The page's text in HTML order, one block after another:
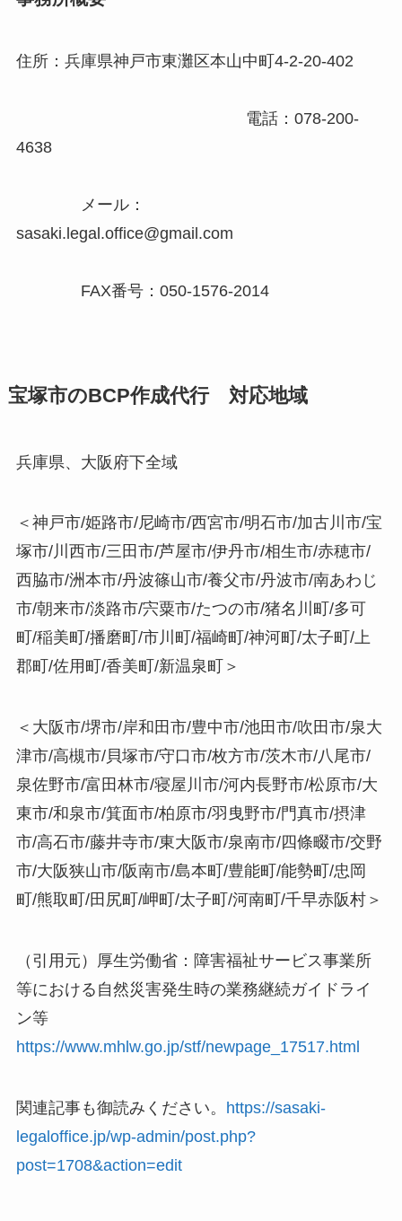
住所：兵庫県神戸市東灘区本山中町4-2-20-402
電話：078-200-
4638
メール：
sasaki.legal.office@gmail.com
FAX番号：050-1576-2014
宝塚市のBCP作成代行 対応地域
兵庫県、大阪府下全域
＜神戸市/姫路市/尼崎市/西宮市/明石市/加古川市/宝
塚市/川西市/三田市/芦屋市/伊丹市/相生市/赤穂市/
西脇市/洲本市/丹波篠山市/養父市/丹波市/南あわじ
市/朝来市/淡路市/宍粟市/たつの市/猪名川町/多可
町/稲美町/播磨町/市川町/福崎町/神河町/太子町/上
郡町/佐用町/香美町/新温泉町＞
＜大阪市/堺市/岸和田市/豊中市/池田市/吹田市/泉大
津市/高槻市/貝塚市/守口市/枚方市/茨木市/八尾市/
泉佐野市/富田林市/寝屋川市/河内長野市/松原市/大
東市/和泉市/箕面市/柏原市/羽曳野市/門真市/摂津
市/高石市/藤井寺市/東大阪市/泉南市/四條畷市/交野
市/大阪狭山市/阪南市/島本町/豊能町/能勢町/忠岡
町/熊取町/田尻町/岬町/太子町/河南町/千早赤阪村＞
（引用元）厚生労働省：障害福祉サービス事業所
等における自然災害発生時の業務継続ガイドライ
ン等
https://www.mhlw.go.jp/stf/newpage_17517.html
関連記事も御読みください。 https://sasaki-
legaloffice.jp/wp-admin/post.php?
post=1708&action=edit